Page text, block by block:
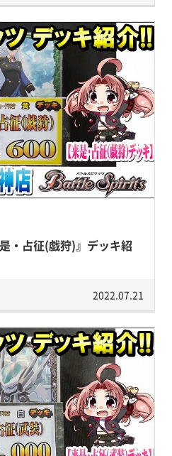
・占征(戯狩)』デッキ紹
2022.07.21